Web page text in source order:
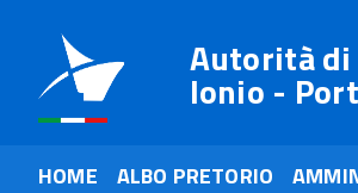
Autorità di
Ionio -
HOME ALBO PRETORIO